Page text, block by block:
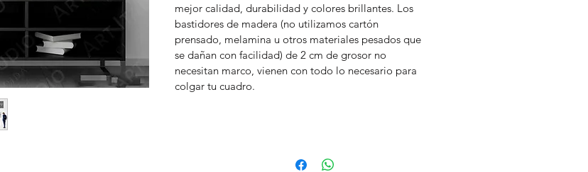
mejor calidad, durabilidad y colores brillantes. Los
bastidores de madera (no utilizamos cartón
prensado, melamina u otros materiales pesados que
se dañan con facilidad) de 2 cm de grosor no
necesitan marco, vienen con todo lo necesario para
colgar tu cuadro.